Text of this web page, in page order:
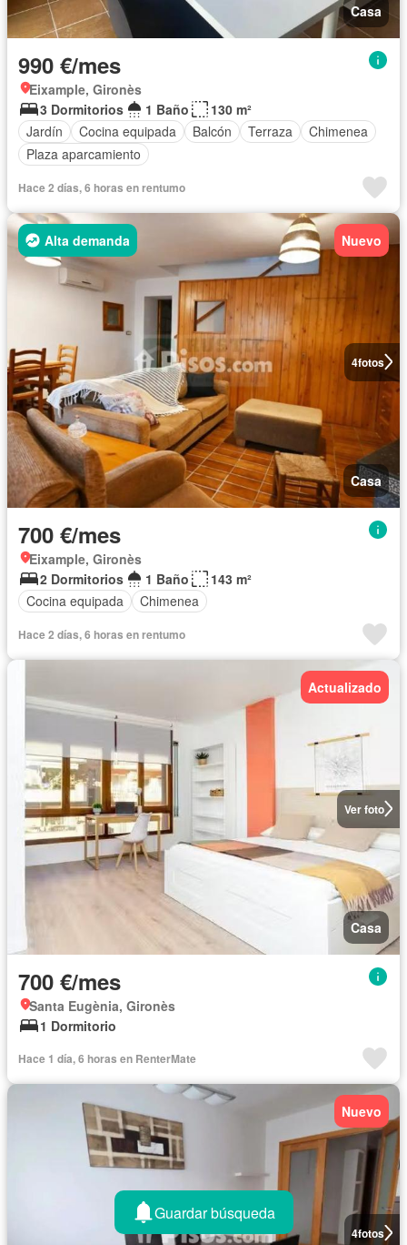
Casa
990 €/mes
Eixample, Gironès
3 Dormitorios
1 Baño
130 m²
Jardín
Cocina equipada Balcón Terraza
Chimenea
Plaza aparcamiento
Hace 2 días, 6 horas en rentumo
4fotos
Alta demanda Nuevo
Casa
700 €/mes
Eixample, Gironès
2 Dormitorios
1 Baño
143 m²
Cocina equipada
Chimenea
Hace 2 días, 6 horas en rentumo
Ver foto
Actualizado
Casa
700 €/mes
Santa Eugènia, Gironès
1 Dormitorio
Hace 1 día, 6 horas en RenterMate
4fotos
Nuevo
Guardar búsqueda